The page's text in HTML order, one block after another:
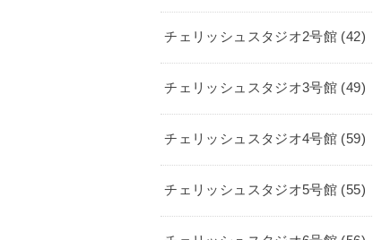
チェリッシュスタジオ2号館 (42)
チェリッシュスタジオ3号館 (49)
チェリッシュスタジオ4号館 (59)
チェリッシュスタジオ5号館 (55)